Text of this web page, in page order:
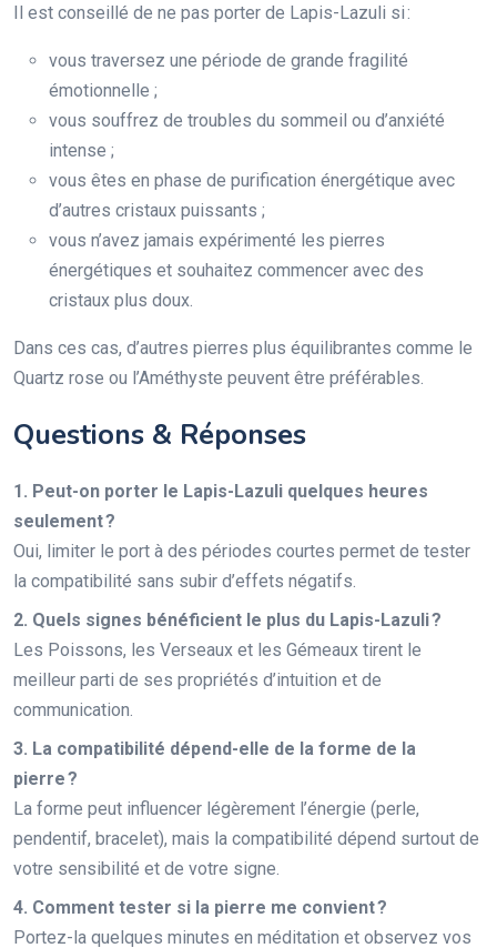
Il est conseillé de ne pas porter de Lapis-Lazuli si :
vous traversez une période de grande fragilité
émotionnelle ;
vous souffrez de troubles du sommeil ou d’anxiété
intense ;
vous êtes en phase de purification énergétique avec
d’autres cristaux puissants ;
vous n’avez jamais expérimenté les pierres
énergétiques et souhaitez commencer avec des
cristaux plus doux.
Dans ces cas, d’autres pierres plus équilibrantes comme le
Quartz rose ou l’Améthyste peuvent être préférables.
Questions & Réponses
1. Peut-on porter le Lapis-Lazuli quelques heures
seulement ?
Oui, limiter le port à des périodes courtes permet de tester
la compatibilité sans subir d’effets négatifs.
2. Quels signes bénéficient le plus du Lapis-Lazuli ?
Les Poissons, les Verseaux et les Gémeaux tirent le
meilleur parti de ses propriétés d’intuition et de
communication.
3. La compatibilité dépend-elle de la forme de la
pierre ?
La forme peut influencer légèrement l’énergie (perle,
pendentif, bracelet), mais la compatibilité dépend surtout de
votre sensibilité et de votre signe.
4. Comment tester si la pierre me convient ?
Portez-la quelques minutes en méditation et observez vos